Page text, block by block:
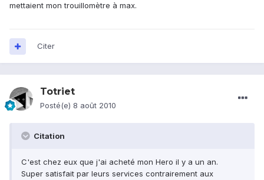
mettaient mon trouillomètre à max.
Citer
Totriet
Posté(e) 8 août 2010
Citation
C'est chez eux que j'ai acheté mon Hero il y a un an.
Super satisfait par leurs services contrairement aux